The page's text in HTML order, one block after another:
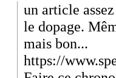
un article
le dopage.
mais bon...
https://